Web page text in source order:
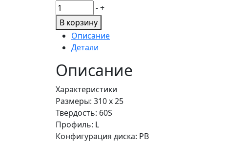
Количество
товара
Колесо
OTICO
023268.03
310x25
-+
В корзину
Описание
Детали
Описание
Характеристики
Размеры: 310 x 25
Твердость: 60S
Профиль: L
Конфигурация диска: PB